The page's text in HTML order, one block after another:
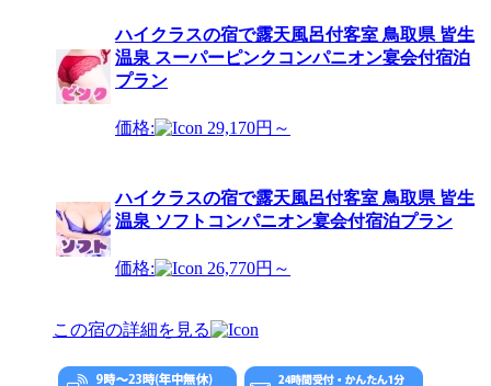
ハイクラスの宿で露天風呂付客室 鳥取県 皆生
温泉 スーパーピンクコンパニオン宴会付宿泊
プラン
価格: 29,170円～
ハイクラスの宿で露天風呂付客室 鳥取県 皆生
温泉 ソフトコンパニオン宴会付宿泊プラン
価格: 26,770円～
この宿の詳細を見る